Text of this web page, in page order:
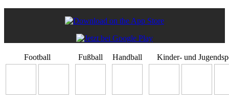
Football Fußball Handball Kinder- und